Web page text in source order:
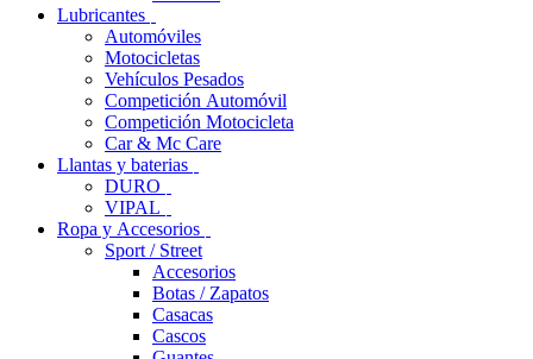
Lubricantes
Automóviles
Motocicletas
Vehículos Pesados
Competición Automóvil
Competición Motocicleta
Car & Mc Care
Llantas y baterias
DURO
VIPAL
Ropa y Accesorios
Sport / Street
Accesorios
Botas / Zapatos
Casacas
Cascos